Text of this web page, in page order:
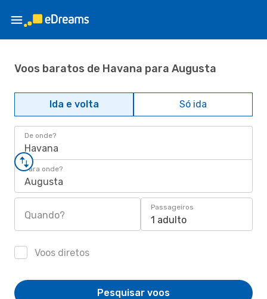
Voos baratos de Havana para Augusta
Ida e volta Só ida
De onde?
Havana
Para onde?
Augusta
Quando?
Passageiros
1 adulto
Voos diretos
Pesquisar voos